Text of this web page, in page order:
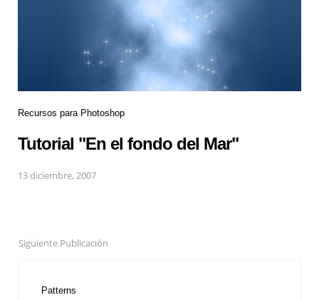
Recursos para Photoshop
Tutorial "En el fondo del Mar"
13 diciembre, 2007
Siguiente Publicación
Patterns